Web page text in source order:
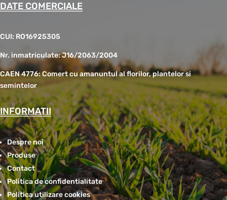
DATE COMERCIALE
CUI: RO16925305
Nr. inmatriculate: J16/2063/2004
CAEN 4776: Comert cu amanuntul al florilor, plantelor si
semintelor
INFORMATII
Despre noi
Produse
Contact
Politica de confidentialitate
Politica utilizare cookies